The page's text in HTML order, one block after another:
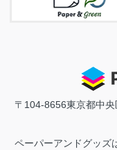
〒104-8656東京都中
ペーパーアンドグッズ